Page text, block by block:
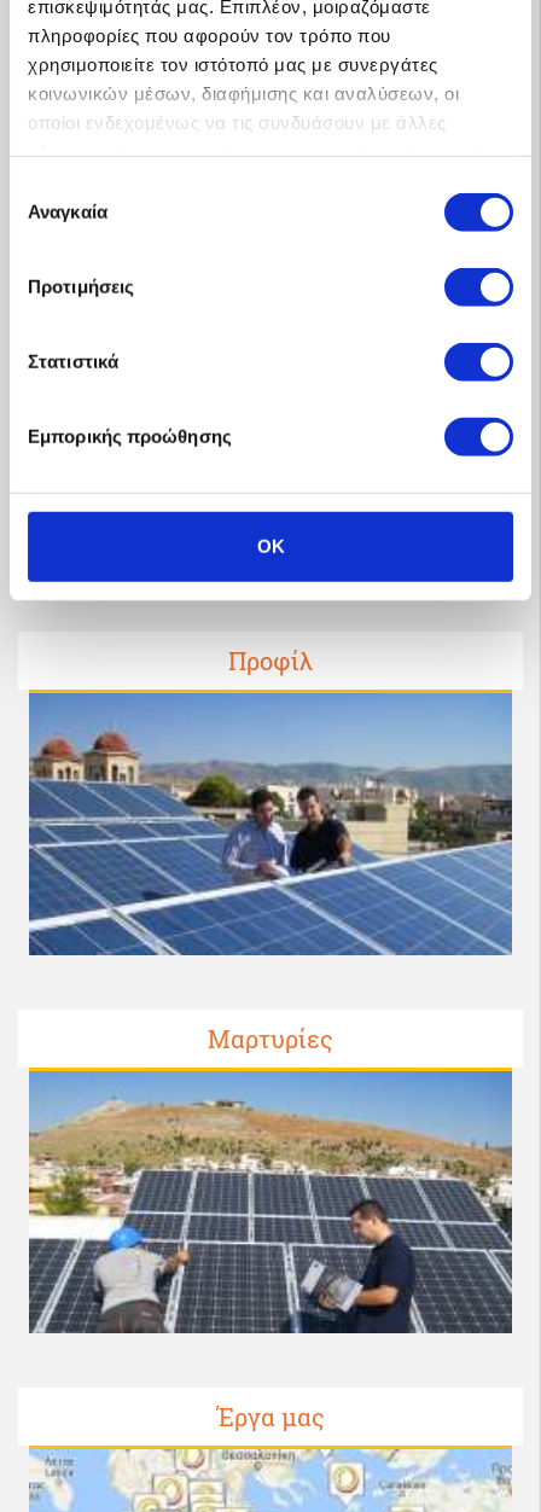
επισκεψιμότητάς μας. Επιπλέον, μοιραζόμαστε
πληροφορίες που αφορούν τον τρόπο που
χρησιμοποιείτε τον ιστότοπό μας με συνεργάτες
κοινωνικών μέσων, διαφήμισης και αναλύσεων, οι
οποίοι ενδεχομένως να τις συνδυάσουν με άλλες
των υπηρεσιών τους.
συγκατάθεσης
Αναγκαία
Προτιμήσεις
Στατιστικά
Εμπορικής προώθησης
OK
Προφίλ
Μαρτυρίες
Έργα μας